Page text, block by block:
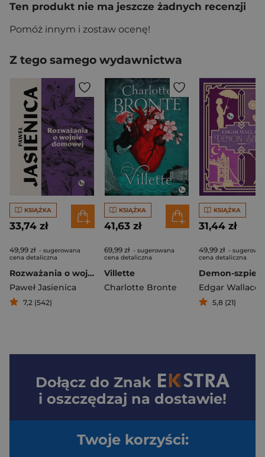
Ten produkt nie ma jeszcze żadnych recenzji
Pomóż innym i zostaw ocenę!
Z tego samego wydawnictwa
KSIĄŻKA
33,74 zł
49,99 zł - sugerowana
cena detaliczna
Rozważania o wojnie domowej
Paweł Jasienica
7,2 (542)
KSIĄŻKA
41,63 zł
69,99 zł - sugerowana
cena detaliczna
Villette
Charlotte Bronte
KSIĄŻKA
31,44 zł
49,99 zł -
cena detaliczna
Demon-szpieg
Edgar Wallace
5,8 (21)
Dołącz do Znak
i oszczędzaj na dostawie!
Twoje korzyści: